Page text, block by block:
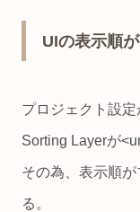
UIの表示順
プロジェクト設定
Sorting Layerが
その為、表示順
る。